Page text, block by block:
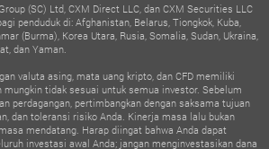
(SC) Ltd, CXM Direct LLC, dan CXM Securities LLC
penduduk di: Afghanistan, Belarus, Tiongkok, Kuba,
(Burma), Korea Utara, Rusia, Somalia, Sudan, Ukraina,
dan Yaman.
valuta asing, mata uang kripto, dan CFD memiliki
tidak sesuai untuk semua investor. Sebelum
perdagangan, pertimbangkan dengan saksama tujuan
dan toleransi risiko Anda. Kinerja masa lalu bukan
mendatang. Harap diingat bahwa Anda dapat
investasi awal Anda; jangan menginvestasikan dana